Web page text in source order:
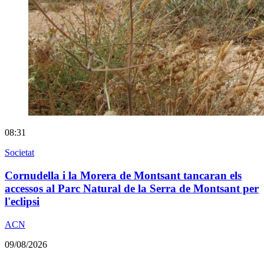
08:31
Societat
Cornudella i la Morera de Montsant tancaran els
accessos al Parc Natural de la Serra de Montsant per
l'eclipsi
ACN
09/08/2026